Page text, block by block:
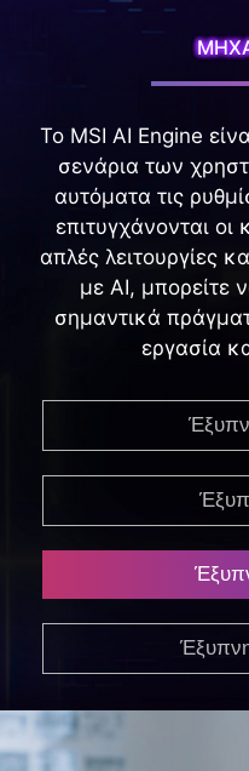
Το MSI AI Engine
σενάρια των
αυτόματα τις
επιτυγχάνονται οι
απλές λειτουργίες
με AI, μπορείτε
σημαντικά
εργασία